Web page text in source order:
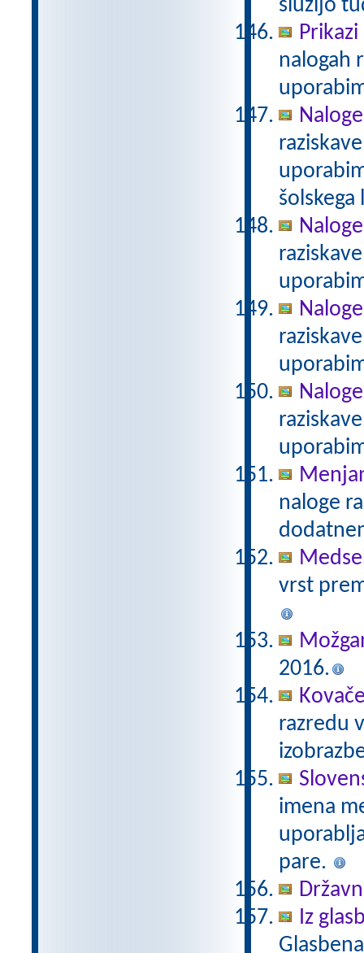
služijo
nalogah
šolskega
naloge
vrst
2016.
razredu
imena
pare.
Iz